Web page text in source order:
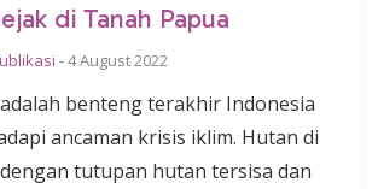
di Tanah Papua
-4 August 2022
benteng terakhir Indonesia
ancaman krisis iklim. Hutan di
tutupan hutan tersisa dan